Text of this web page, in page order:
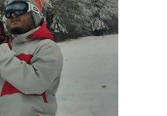
reîntâlnirea cu
muntele, la
Transalpina. Next stop:
Buscat